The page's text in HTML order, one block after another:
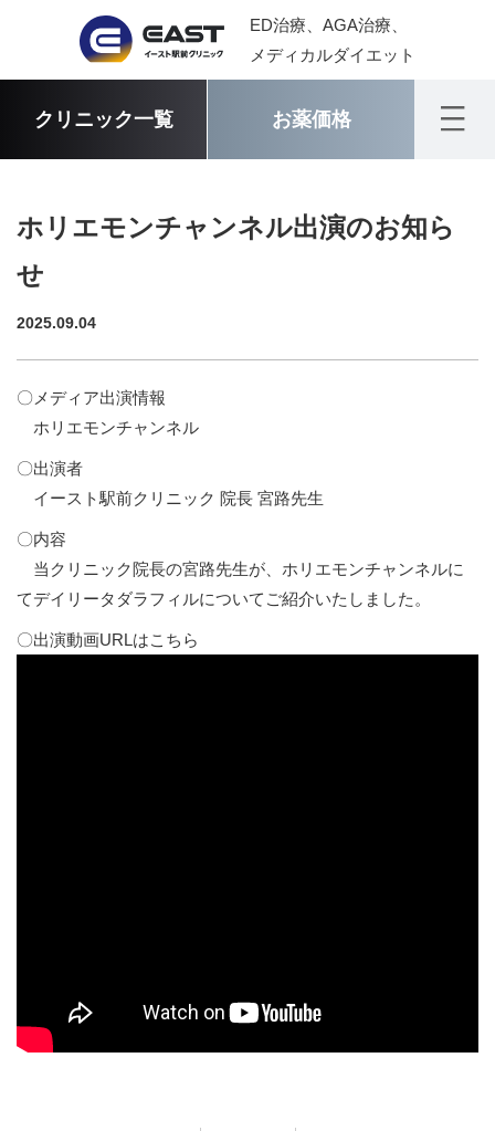
ED治療、AGA治療、
メディカルダイエット
クリニック一覧 お薬価格
ホリエモンチャンネル出演のお知ら
せ
2025.09.04
〇メディア出演情報
ホリエモンチャンネル
〇出演者
イースト駅前クリニック 院長 宮路先生
〇内容
当クリニック院長の宮路先生が、ホリエモンチャンネルに
てデイリータダラフィルについてご紹介いたしました。
〇出演動画URLはこちら